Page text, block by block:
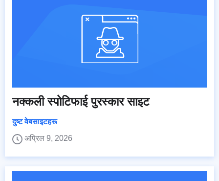
नक्कली स्पोटिफाई पुरस्कार साइट
दुष्ट वेबसाइटहरू
अप्रिल 9, 2026